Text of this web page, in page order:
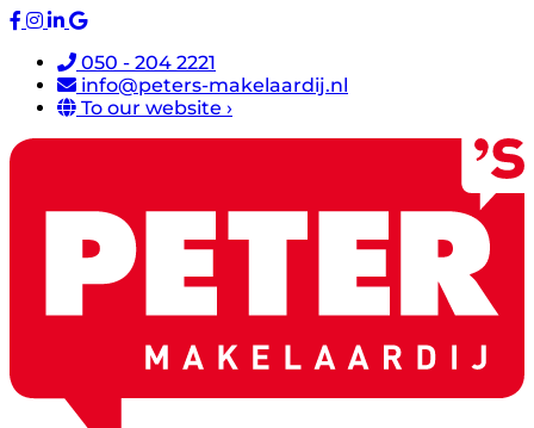
050 - 204 2221
info@peters-makelaardij.nl
To our website ›